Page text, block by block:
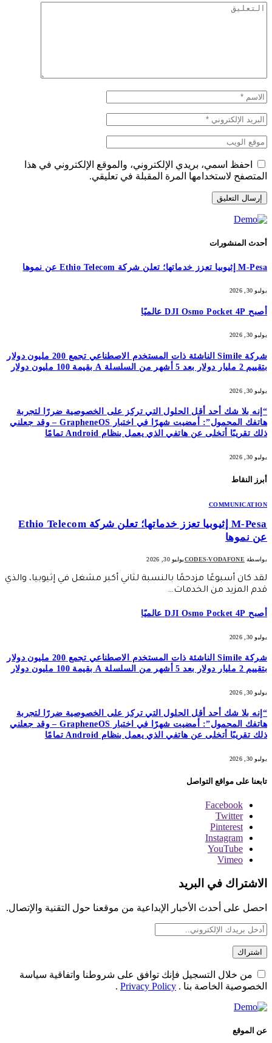
احفظ اسمي، بريدي الإلكتروني، والموقع الإلكتروني في هذا
المتصفح لاستخدامها المرة المقبلة في تعليقي.
أحدث المنشورات
M-Pesa إثيوبيا تعزز خدماتها؛ تعلن شركة Ethio Telecom عن نموها
يوليو 30, 2026
أصبح DJI Osmo Pocket 4P عالميًا
يوليو 30, 2026
شركة Simile الناشئة ذات المستخدم الاصطناعي تجمع 200 مليون دولار
بتقييم 2 مليار دولار بعد 5 أشهر من السلسلة A بقيمة 100 مليون دولار
يوليو 30, 2026
“إنه بلا شك أحد أقل الحلول التي تركز على الخصوصية ضررًا لتجربة
هاتفك المحمول”: أمضيت شهرًا في اختبار GrapheneOS – وقد جعلني
ذلك تقريبًا أتخلى عن هاتفي الذي يعمل بنظام Android تمامًا
يوليو 30, 2026
أبرز النقاط
COMMUNICATION
M-Pesa إثيوبيا تعزز خدماتها؛ تعلن شركة Ethio Telecom
عن نموها
بواسطة CODES-VODAFONEيوليو 30, 2026
لقد كان أسبوعًا مزدحمًا بالنسبة لثاني أكبر مشغل في إثيوبيا، والذي
قدم المزيد من الخدمات…
أصبح DJI Osmo Pocket 4P عالميًا
يوليو 30, 2026
شركة Simile الناشئة ذات المستخدم الاصطناعي تجمع 200 مليون دولار
بتقييم 2 مليار دولار بعد 5 أشهر من السلسلة A بقيمة 100 مليون دولار
يوليو 30, 2026
“إنه بلا شك أحد أقل الحلول التي تركز على الخصوصية ضررًا لتجربة
هاتفك المحمول”: أمضيت شهرًا في اختبار GrapheneOS – وقد جعلني
ذلك تقريبًا أتخلى عن هاتفي الذي يعمل بنظام Android تمامًا
يوليو 30, 2026
تابعنا على مواقع التواصل
Facebook
Twitter
Pinterest
Instagram
YouTube
Vimeo
الاشتراك في البريد
احصل على أحدث الأخبار الإبداعية من موقعنا حول التقنية والإتصال.
من خلال التسجيل فإنك توافق على شروطنا واتفاقية سياسة
الخصوصية الخاصة بنا . Privacy Policy
.
عن الموقع